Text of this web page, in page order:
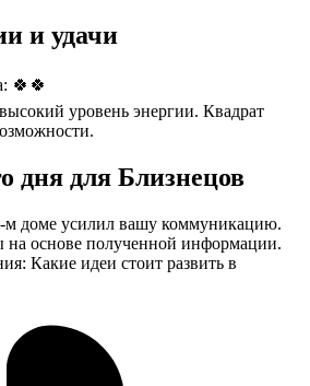
и удачи
🍀🍀
уровень энергии. Квадрат
дня для Близнецов
доме усилил вашу коммуникацию.
на основе полученной информации.
Какие идеи стоит развить в